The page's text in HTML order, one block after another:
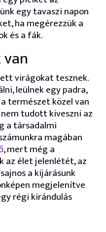
egy tavaszi napon
ha megérezzük a
és a fák.
virágokat tesznek.
leülnek egy padra,
természet közel van
tudott kiveszni az
a társadalmi
magában
, mert még a
az élet jelenlétét, az
a kijárásunk
megjelenítve
régi kirándulás